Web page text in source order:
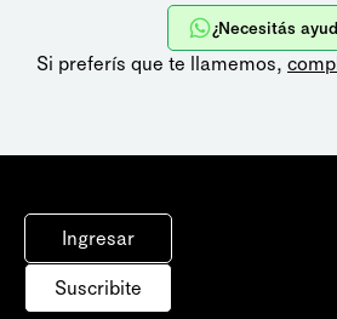
¿Necesitás
Si preferís que te llamemos,
Ingresar
Suscribite